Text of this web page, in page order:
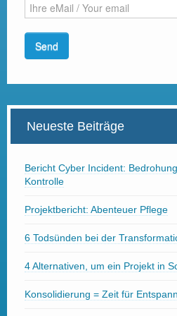
Neueste Beiträge
Bericht Cyber Incident:
Kontrolle
Projektbericht: Abenteuer Pflege
6 Todsünden bei der
4 Alternativen, um ein Projekt in
Konsolidierung = Zeit für